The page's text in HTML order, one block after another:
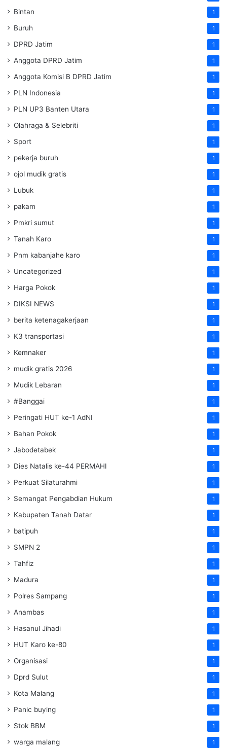
Bintan 1
Buruh 1
DPRD Jatim 1
Anggota DPRD Jatim 1
Anggota Komisi B DPRD Jatim 1
PLN Indonesia 1
PLN UP3 Banten Utara 1
Olahraga & Selebriti 1
Sport 1
pekerja buruh 1
ojol mudik gratis 1
Lubuk 1
pakam 1
Pmkri sumut 1
Tanah Karo 1
Pnm kabanjahe karo 1
Uncategorized 1
Harga Pokok 1
DIKSI NEWS 1
berita ketenagakerjaan 1
K3 transportasi 1
Kemnaker 1
mudik gratis 2026 1
Mudik Lebaran 1
#Banggai 1
Peringati HUT ke-1 AdNI 1
Bahan Pokok 1
Jabodetabek 1
Dies Natalis ke-44 PERMAHI 1
Perkuat Silaturahmi 1
Semangat Pengabdian Hukum 1
Kabupaten Tanah Datar 1
batipuh 1
SMPN 2 1
Tahfiz 1
Madura 1
Polres Sampang 1
Anambas 1
Hasanul Jihadi 1
HUT Karo ke-80 1
Organisasi 1
Dprd Sulut 1
Kota Malang 1
Panic buying 1
Stok BBM 1
warga malang 1